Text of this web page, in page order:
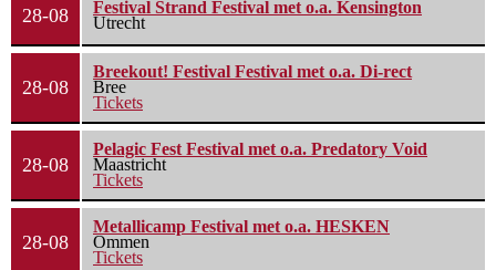
28-08
Festival Strand Festival met o.a. Kensington
Utrecht
28-08
Breekout! Festival Festival met o.a. Di-rect
Bree
Tickets
28-08
Pelagic Fest Festival met o.a. Predatory Void
Maastricht
Tickets
28-08
Metallicamp Festival met o.a. HESKEN
Ommen
Tickets